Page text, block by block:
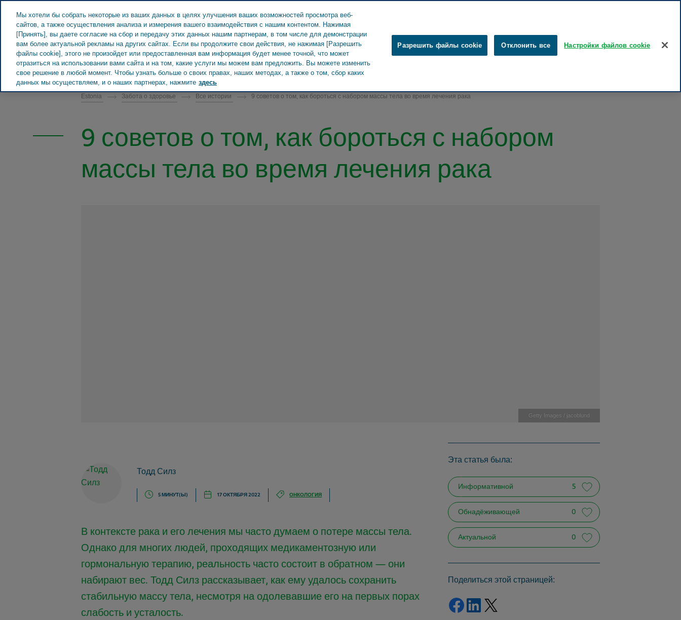
Teva в мире
О Teva Новости и СМИ
ESTONIA ЗАБОТА О ЗДОРОВЬЕ
Estonia Забота о здоровье Все истории 9 советов о том, как бороться с набором массы тела во время лечения рака
9 советов о том, как бороться с набором
массы тела во время лечения рака
Getty Images / jacoblund
Тодд Силз
5 МИНУТ(Ы) 17 ОКТЯБРЯ 2022 ОНКОЛОГИЯ
В контексте рака и его лечения мы часто думаем о потере массы тела.
Однако для многих людей, проходящих медикаментозную или
гормональную терапию, реальность часто состоит в обратном — они
набирают вес. Тодд Силз рассказывает, как ему удалось сохранить
стабильную массу тела, несмотря на одолевавшие его на первых порах
слабость и усталость.
Эта статья была:
Информативной 5
Обнадёживающей 0
Актуальной 0
Поделиться этой страницей:
Share on Facebook
Share on LinkedIn
Мы хотели бы собрать некоторые из ваших данных в целях улучшения ваших возможностей просмотра веб-
сайтов, а также осуществления анализа и измерения вашего взаимодействия с нашим контентом. Нажимая
[Принять], вы даете согласие на сбор и передачу этих данных нашим партнерам, в том числе для демонстрации
вам более актуальной рекламы на других сайтах. Если вы продолжите свои действия, не нажимая [Разрешить
файлы cookie], этого не произойдет или предоставленная вам информация будет менее точной, что может
отразиться на использовании вами сайта и на том, какие услуги мы можем вам предложить. Вы можете изменить
свое решение в любой момент. Чтобы узнать больше о своих правах, наших методах, а также о том, сбор каких
данных мы осуществляем, и о наших партнерах, нажмите здесь
Разрешить файлы cookie Отклонить все Настройки файлов cookie